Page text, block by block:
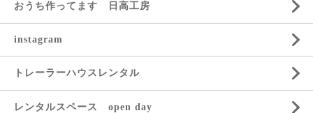
おうち作ってます 日高工房
instagram
トレーラーハウスレンタル
レンタルスペース open day